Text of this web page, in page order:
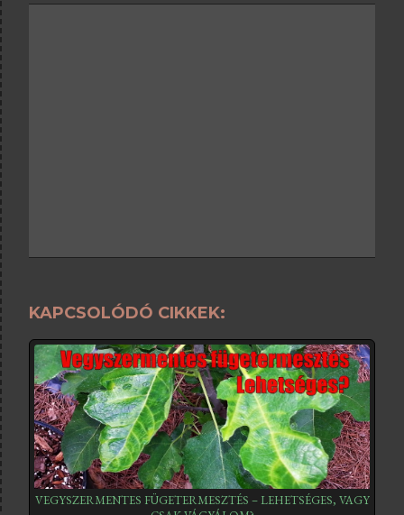
KAPCSOLÓDÓ CIKKEK:
VEGYSZERMENTES FÜGETERMESZTÉS – LEHETSÉGES, VAGY